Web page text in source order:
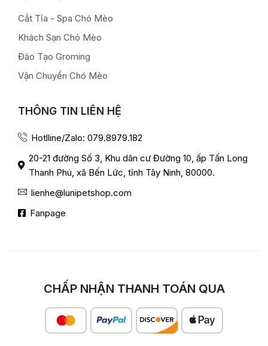
Cắt Tỉa - Spa Chó Mèo
Khách Sạn Chó Mèo
Đào Tạo Groming
Vận Chuyển Chó Mèo
THÔNG TIN LIÊN HỆ
Hotlline/Zalo: 079.8979.182
20-21 đường Số 3, Khu dân cư Đường 10, ấp Tấn Long
Thanh Phú, xã Bến Lức, tỉnh Tây Ninh, 80000.
lienhe@lunipetshop.com
Fanpage
CHẤP NHẬN THANH TOÁN QUA